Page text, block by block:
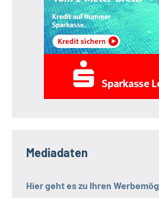
Mediadaten
Hier geht es zu Ihren